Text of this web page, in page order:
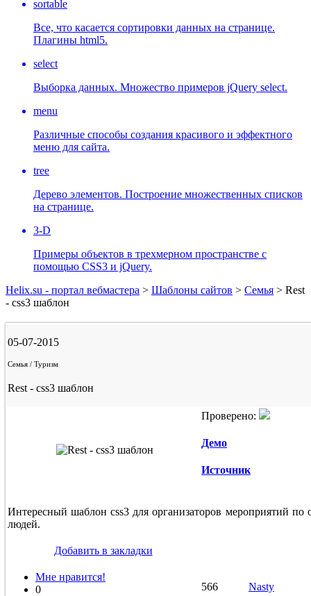
sortable
Все, что касается сортировки данных на странице.
Плагины html5.
select
Выборка данных. Множество примеров jQuery select.
menu
Различные способы создания красивого и эффектного
меню для сайта.
tree
Дерево элементов. Построение множественных списков
на странице.
3-D
Примеры объектов в трехмерном пространстве с
помощью CSS3 и jQuery.
Helix.su - портал вебмастера > Шаблоны сайтов > Семья > Rest
- css3 шаблон
05-07-2015
Семья / Туризм
Rest - css3 шаблон
Проверено:
Демо
Источник
Интересный шаблон css3 для организаторов мероприятий
людей.
Добавить в закладки
Мне нравится!
0
566 Nasty